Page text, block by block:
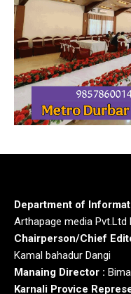
Department of
Arthapage media Pvt.Ltd
Chairperson/Chief
Kamal bahadur Dangi
Manaing Director :
Karnali Provice